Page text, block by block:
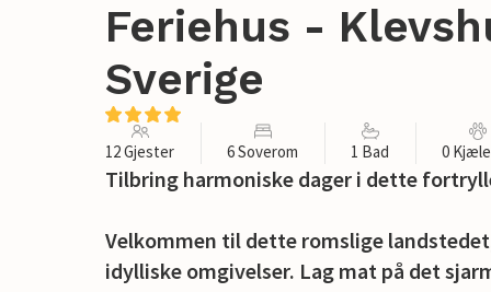
Feriehus -
Sverige
12 Gjester 6 Soverom 1 Bad 0
Tilbring harmoniske dager i dette
Velkommen til dette romslige
idylliske omgivelser. Lag mat på det